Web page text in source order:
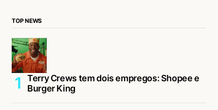
TOP NEWS
Terry Crews tem dois empregos: Shopee e
Burger King